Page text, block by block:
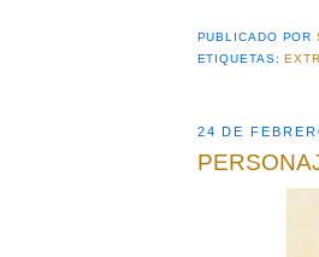
PUBLICADO POR
ETIQUETAS:
24 DE